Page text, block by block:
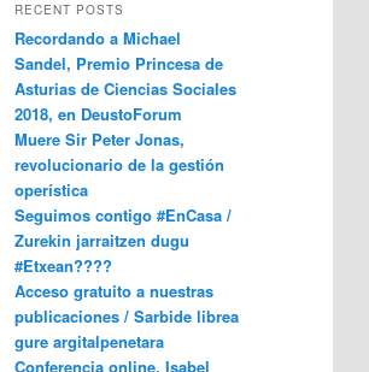
RECENT POSTS
Recordando a Michael
Sandel, Premio Princesa de
Asturias de Ciencias Sociales
2018, en DeustoForum
Muere Sir Peter Jonas,
revolucionario de la gestión
operística
Seguimos contigo #EnCasa /
Zurekin jarraitzen dugu
#Etxean????
Acceso gratuito a nuestras
publicaciones / Sarbide librea
gure argitalpenetara
Conferencia online. Isabel